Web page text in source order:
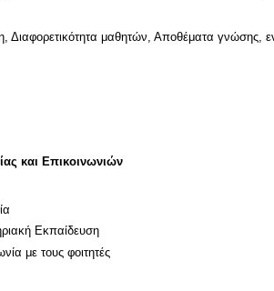
Διαφορετικότητα μαθητών, Αποθέματα
και Επικοινωνιών
Εκπαίδευση
με τους φοιτητές